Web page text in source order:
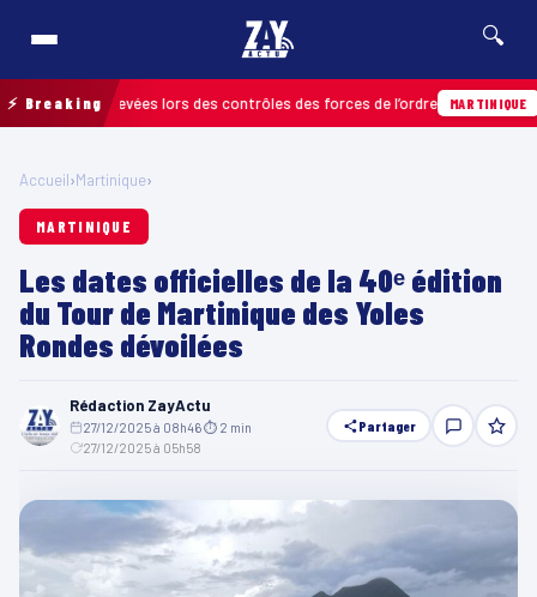
🔍
⚡ Breakingrelevées lors des contrôles des forces de l’ordre MARTINIQUE 04/
Accueil›Martinique›
MARTINIQUE
Les dates officielles de la 40ᵉ édition
du Tour de Martinique des Yoles
Rondes dévoilées
Rédaction ZayActu
27/12/2025 à 08h46⏱ 2 min
27/12/2025 à 05h58
Partager